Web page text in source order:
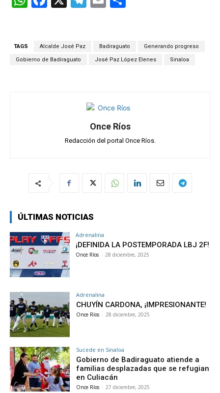
A
b
o
gr
p
ar
TAGS Alcalde José Paz Badiraguato Generando progreso
Gobierno de Badiraguato José Paz López Elenes Sinaloa
Once Ríos
Redacción del portal Once Ríos.
ÚLTIMAS NOTICIAS
Adrenalina
¡DEFINIDA LA POSTEMPORADA LBJ 2F!
Once Ríos - 28 diciembre, 2025
Adrenalina
CHUYÍN CARDONA, ¡IMPRESIONANTE!
Once Ríos - 28 diciembre, 2025
Sucede en Sinaloa
Gobierno de Badiraguato atiende a
familias desplazadas que se refugian
en Culiacán
Once Ríos - 27 diciembre, 2025